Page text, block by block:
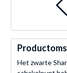
Het zwarte